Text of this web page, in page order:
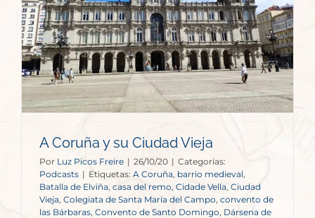
A Coruña y su Ciudad Vieja
Por Luz Picos Freire | 26/10/20 | Categorías:
Podcasts | Etiquetas: A Coruña barrio medieval
Batalla de Elviña casa del remo, Cidade Vella, Ciudad
Vieja Colegiata de Santa María del Campo, convento de
las Bárbaras, Convento de Santo Domingo Dársena de